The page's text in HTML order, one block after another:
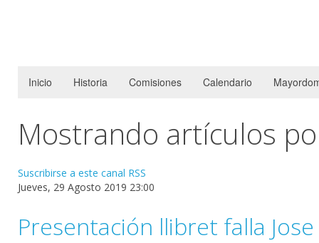
Inicio Historia Comisiones Calendario
Mostrando artículos
Suscribirse a este canal RSS
Jueves, 29 Agosto 2019 23:00
Presentación llibret falla